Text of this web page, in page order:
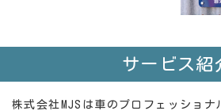
サービス紹
株式会社MJSは車のプロフェッショナ